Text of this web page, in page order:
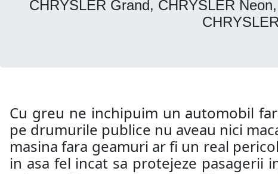
CHRYSLER Grand, CHRYSLER
Cu greu ne inchipuim un automobil
pe drumurile publice nu aveau nici
masina fara geamuri ar fi un real
in asa fel incat sa protejeze pasagerii